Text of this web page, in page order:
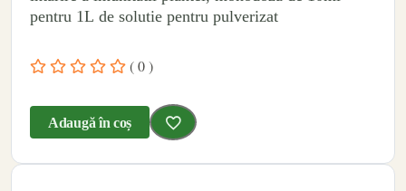
pentru 1L de solutie pentru pulverizat
( 0 )
Adaugă în coș